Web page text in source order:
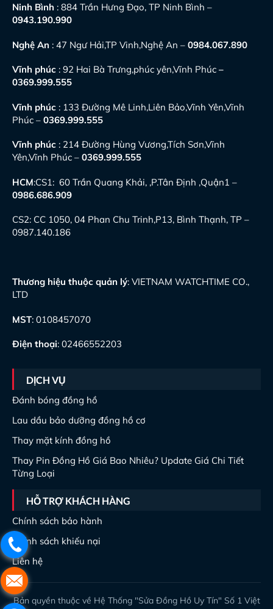
Ninh Bình : 884 Trần Hưng Đạo, TP Ninh Bình –
0943.190.990
Nghệ An : 47 Ngư Hải,TP Vinh,Nghệ An – 0984.067.890
Vĩnh phúc : 92 Hai Bà Trưng,phúc yên,Vĩnh Phúc –
0369.999.555
Vĩnh phúc : 133 Đường Mê Linh,Liên Bảo,Vĩnh Yên,Vĩnh
Phúc – 0369.999.555
Vĩnh phúc : 214 Đường Hùng Vương,Tích Sơn,Vĩnh
Yên,Vĩnh Phúc – 0369.999.555
HCM:CS1: 60 Trần Quang Khải, ,P.Tân Định ,Quận1 –
0986.686.909
CS2: CC 1050, 04 Phan Chu Trinh,P13, Bình Thạnh, TP –
0987.140.186
Thương hiệu thuộc quản lý: VIETNAM WATCHTIME CO.,
LTD
MST: 0108457070
Điện thoại: 02466552203
DỊCH VỤ
Đánh bóng đồng hồ
Lau dầu bảo dưỡng đồng hồ cơ
Thay mặt kính đồng hồ
Thay Pin Đồng Hồ Giá Bao Nhiêu? Update Giá Chi Tiết
Từng Loại
HỖ TRỢ KHÁCH HÀNG
Chính sách bảo hành
Chính sách khiếu nại
Liên hệ
Bản quyền thuộc về Hệ Thống "Sửa Đồng Hồ Uy Tín" Số 1 Việt